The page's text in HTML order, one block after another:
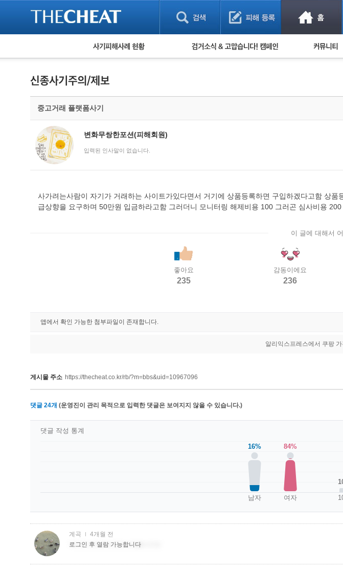
피해사례 현황
게임 · 비실물 피해사례
보이스피싱 피해사례
유해사이트 목록
비공개 피해사례
워킹홀리데이 피해사례
검거 소식 사기 예방
중고거래 플랫폼사기
변화무쌍한포션(피해회원)
입력된 인사말이 없습니다.
사가려는사람이 자기가 거래하는 사이트가있다면서 거기에 상품등록하면 구입하겠다고함 상
급상향을 요구하며 50만원 입금하라고함 그러더니 모니터링 해제비용 100 그러곤 심사비용
이 글에 대해서
좋아요
235
감동이에요
236
앱에서 확인 가능한 첨부파일이 존재합니다.
알리익스프레스에서 쿠팡
게시물 주소 https://thecheat.co.kr/rb/?m=bbs&uid=10967096
댓글 24개 (운영진이 관리 목적으로 입력한 댓글은 보여지지 않을 수 있습니다.)
16%
남자
84%
여자
댓글 작성 통계